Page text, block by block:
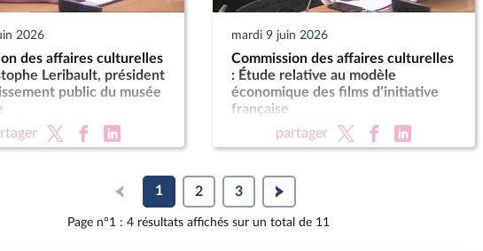
2026
des affaires culturelles
Leribault, président
public du musée
mardi 9 juin 2026
Commission des affaires culturelles
: Étude relative au modèle
économique des films d’initiative
française
partager
1 2 3
Page n°1 : 4 résultats affichés sur un total de 11